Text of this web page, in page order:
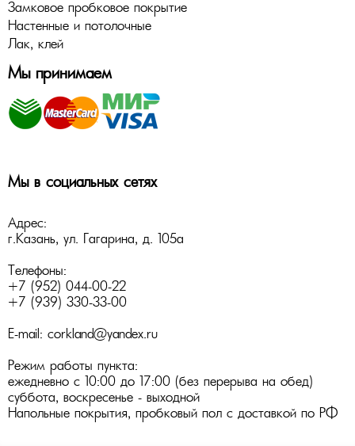
Замковое пробковое покрытие
Настенные и потолочные
Лак, клей
Мы принимаем
Мы в социальных сетях
Адрес:
г.Казань, ул. Гагарина, д. 105а
Телефоны:
+7 (952) 044-00-22
+7 (939) 330-33-00
E-mail: corkland@yandex.ru
Режим работы пункта:
ежедневно с 10:00 до 17:00 (без перерыва на обед)
суббота, воскресенье - выходной
Напольные покрытия, пробковый пол с доставкой по РФ